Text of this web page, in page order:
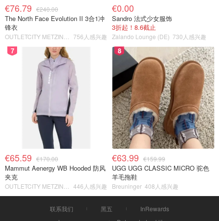
€76.79 €240.00
The North Face Evolution II 3合1冲
锋衣
756人感兴趣
€0.00
Sandro 法式少女服饰
3折起！8.6截止
Zalando Lounge (DE) 730人感兴趣
7
€65.59 €170.00
Mammut Aenergy WB Hooded 防风
夹克
446人感兴趣
8
€63.99 €159.99
UGG UGG CLASSIC MICRO 驼色
羊毛拖鞋
Breuninger 408人感兴趣
联系我们 黑五
InRewards